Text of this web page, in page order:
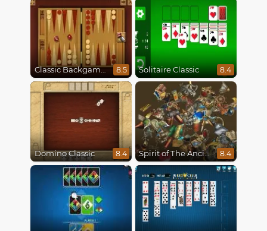
Classic Backgammon 8.5 Solitaire Classic 8.4
Domino Classic 8.4 Spirit of The Ancient Forest 8.4